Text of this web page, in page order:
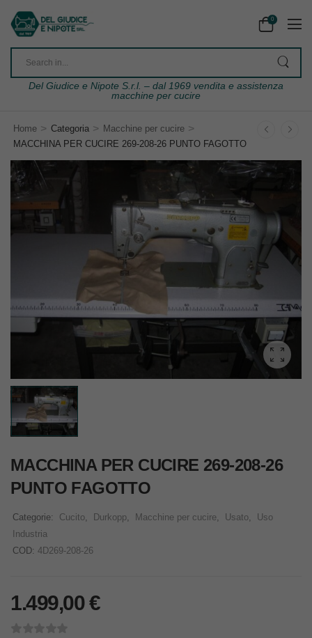
0
Del Giudice e Nipote S.r.l. – dal 1969 vendita e assistenza
macchine per cucire
Home > Categoria > Macchine per cucire >
MACCHINA PER CUCIRE 269-208-26 PUNTO FAGOTTO
MACCHINA PER CUCIRE 269-208-26
PUNTO FAGOTTO
Categorie: Cucito Durkopp Macchine per cucire Usato
Uso
Industria
COD: 4D269-208-26
1.499,00€